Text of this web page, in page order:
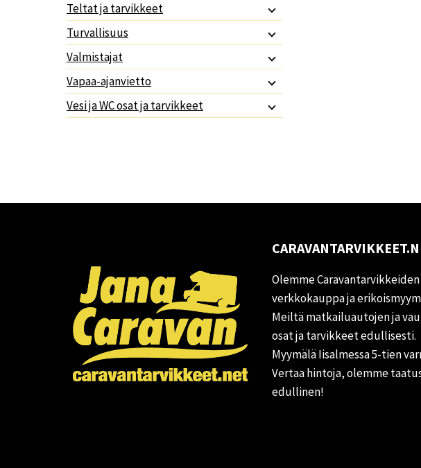
Teltat ja tarvikkeet
Turvallisuus
Valmistajat
Vapaa-ajanvietto
Vesi ja WC osat ja tarvikkeet
Olemme Caravantarvikkeiden
verkkokauppa ja
Meiltä matkailuautojen ja
osat ja tarvikkeet edullisesti.
Myymälä Iisalmessa 5-tien
Vertaa hintoja, olemme
edullinen!